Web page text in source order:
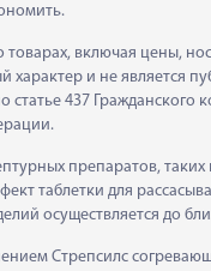
включая цены,
характер и не является
статье 437 Гражданского
препаратов, таких
таблетки для
осуществляется до
Стрепсилс